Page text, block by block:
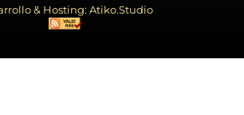
& Hosting: Atiko.Studio